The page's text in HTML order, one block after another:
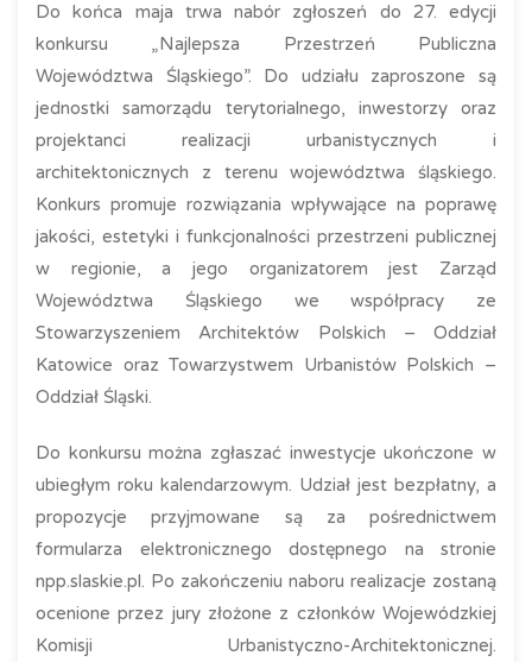
Do końca maja trwa nabór zgłoszeń do 27. edycji
konkursu „Najlepsza Przestrzeń Publiczna
Województwa Śląskiego”. Do udziału zaproszone są
jednostki samorządu terytorialnego, inwestorzy oraz
projektanci realizacji urbanistycznych i
architektonicznych z terenu województwa śląskiego.
Konkurs promuje rozwiązania wpływające na poprawę
jakości, estetyki i funkcjonalności przestrzeni publicznej
w regionie, a jego organizatorem jest Zarząd
Województwa Śląskiego we współpracy ze
Stowarzyszeniem Architektów Polskich – Oddział
Katowice oraz Towarzystwem Urbanistów Polskich –
Oddział Śląski.
Do konkursu można zgłaszać inwestycje ukończone w
ubiegłym roku kalendarzowym. Udział jest bezpłatny, a
propozycje przyjmowane są za pośrednictwem
formularza elektronicznego dostępnego na stronie
npp.slaskie.pl. Po zakończeniu naboru realizacje zostaną
ocenione przez jury złożone z członków Wojewódzkiej
Komisji Urbanistyczno-Architektonicznej.